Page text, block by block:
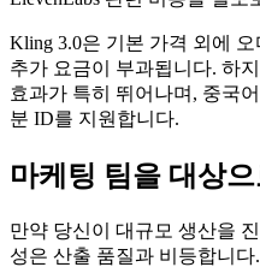
Kling 3.0은 기본 가격 외에
추가 요금이 부과됩니다. 하
효과가 특히 뛰어나며, 중국
분 ID를 지원합니다.
마케팅 팀을 대상
만약 당신이 대규모 생산을
성은 산출 품질과 비등합니